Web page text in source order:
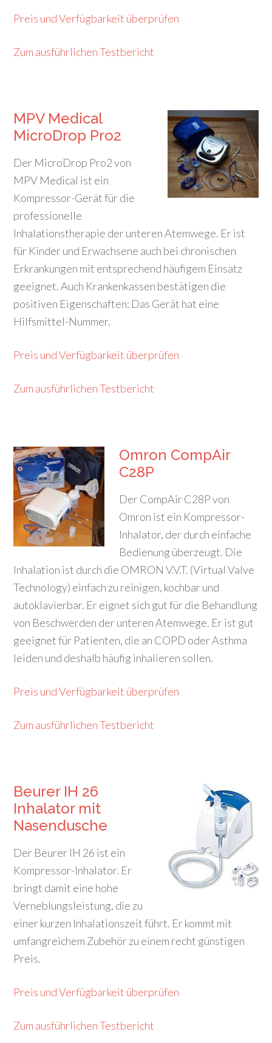
Preis und Verfügbarkeit überprüfen
Zum ausführlichen Testbericht
MPV Medical
MicroDrop Pro2
Der MicroDrop Pro2 von
MPV Medical ist ein
Kompressor-Gerät für die
professionelle
Inhalationstherapie der unteren Atemwege. Er ist
für Kinder und Erwachsene auch bei chronischen
Erkrankungen mit entsprechend häufigem Einsatz
geeignet. Auch Krankenkassen bestätigen die
positiven Eigenschaften: Das Gerät hat eine
Hilfsmittel-Nummer.
Preis und Verfügbarkeit überprüfen
Zum ausführlichen Testbericht
Omron CompAir
C28P
Der CompAir C28P von
Omron ist ein Kompressor-
Inhalator, der durch einfache
Bedienung überzeugt. Die
Inhalation ist durch die OMRON V.V.T. (Virtual Valve
Technology) einfach zu reinigen, kochbar und
autoklavierbar. Er eignet sich gut für die Behandlung
von Beschwerden der unteren Atemwege. Er ist gut
geeignet für Patienten, die an COPD oder Asthma
leiden und deshalb häufig inhalieren sollen.
Preis und Verfügbarkeit überprüfen
Zum ausführlichen Testbericht
Beurer IH 26
Inhalator mit
Nasendusche
Der Beurer IH 26 ist ein
Kompressor-Inhalator. Er
bringt damit eine hohe
Verneblungsleistung, die zu
einer kurzen Inhalationszeit führt. Er kommt mit
umfangreichem Zubehör zu einem recht günstigen
Preis.
Preis und Verfügbarkeit überprüfen
Zum ausführlichen Testbericht